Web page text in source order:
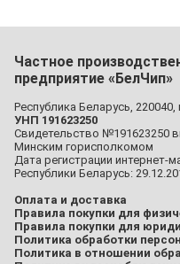
Частное
предприятие «БелЧип»
Республика Беларусь, 220040,
УНП 191623250
Свидетельство №191623250
Минским горисполкомом
Дата регистрации интернет-
Республики Беларусь:
Оплата и доставка
Правила покупки для
Правила покупки для
Политика обработки
Политика в отношении